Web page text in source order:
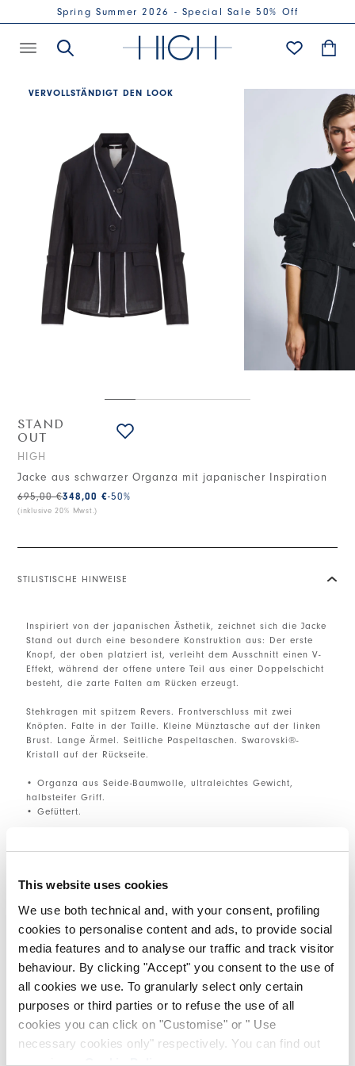
This website uses cookies
We use both technical and, with your consent, profiling
cookies to personalise content and ads, to provide social
media features and to analyse our traffic and track visitor
behaviour. By clicking "Accept" you consent to the use of
all cookies we use. To granularly select only certain
purposes or third parties or to refuse the use of all
cookies you can click on "Customise" or " Use
necessary cookies only" respectively. You can find out
more in ourCookie Policy.
Spring Summer 2026 - Special Sale 50% Off
VERVOLLSTÄNDIGT DEN LOOK
STAND
OUT
HIGH
Jacke aus schwarzer Organza mit japanischer Inspiration
348,00 €
695,00 € -50%
(inklusive 20% Mwst.)
STILISTISCHE HINWEISE
Inspiriert von der japanischen Ästhetik, zeichnet sich die Jacke
Stand out durch eine besondere Konstruktion aus: Der erste
Knopf, der oben platziert ist, verleiht dem Ausschnitt einen V-
Effekt, während der offene untere Teil aus einer Doppelschicht
besteht, die zarte Falten am Rücken erzeugt.
Stehkragen mit spitzem Revers. Frontverschluss mit zwei
Knöpfen. Falte in der Taille. Kleine Münztasche auf der linken
Brust. Lange Ärmel. Seitliche Paspeltaschen. Swarovski®-
Kristall auf der Rückseite.
• Organza aus Seide-Baumwolle, ultraleichtes Gewicht,
halbsteifer Griff.
• Gefüttert.
Kantakte | Versand | Teilen
COMPLETE THE LOOK